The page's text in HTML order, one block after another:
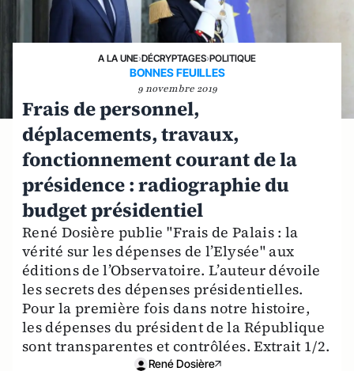
A LA UNE›DÉCRYPTAGES›POLITIQUE
BONNES FEUILLES
9 novembre 2019
Frais de personnel,
déplacements, travaux,
fonctionnement courant de la
présidence : radiographie du
budget présidentiel
René Dosière publie "Frais de Palais : la
vérité sur les dépenses de l’Elysée" aux
éditions de l’Observatoire. L’auteur dévoile
les secrets des dépenses présidentielles.
Pour la première fois dans notre histoire,
les dépenses du président de la République
sont transparentes et contrôlées. Extrait 1/2.
René Dosière